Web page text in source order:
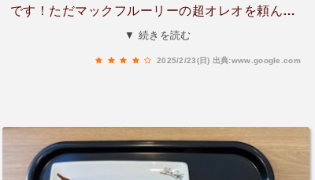
です！ただマックフルーリーの超オレオを頼んだ
のにチーズケーキが入っていました…忙しい中で
▼ 続きを読む
2025/2/23(日) 出典:www.google.com